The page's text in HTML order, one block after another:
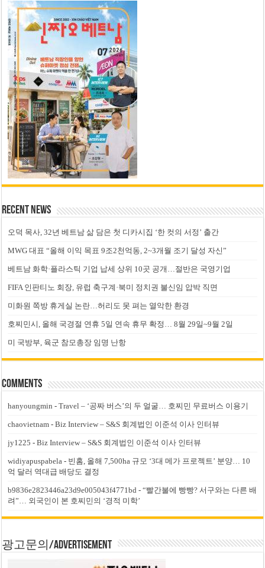
Recent News
오덕 목사, 32년 베트남 삶 담은 첫 디카시집 ‘한 컷의 서정’ 출간
MWG 대표 “올해 이익 목표 9조2천억동, 2~3개월 조기 달성 자신”
베트남 화학·플라스틱 기업 납세 상위 10곳 공개…절반은 국영기업
FIFA 인판티노 회장, 유럽 축구계·북미 정치권 불신임 압박 직면
미화원 쪽방 휴게실 논란…허리도 못 펴는 열악한 환경
호찌민시, 올해 국경절 연휴 5일 연속 휴무 확정… 8월 29일~9월 2일
미 국방부, 육군 참모총장 임명 난항
Comments
hanyoungmin -Travel – ‘공짜 버스’의 두 얼굴… 호찌민 무료버스 이용기
chaovietnam -Biz Interview – S&S 회계법인 이준석 이사 인터뷰
jy1225 -Biz Interview – S&S 회계법인 이준석 이사 인터뷰
widiyapuspabela - 빈홈, 올해 7,500ha 규모 ‘3대 메가 프로젝트’ 분양… 10
억 달러 역대급 배당도 결정
b9836e2823446a23d9e005043f4771bd -“빨간불에 빵빵? 서구와는 다른 배
려”… 외국인이 본 호찌민의 ‘경적 미학’
광고문의/Advertisement